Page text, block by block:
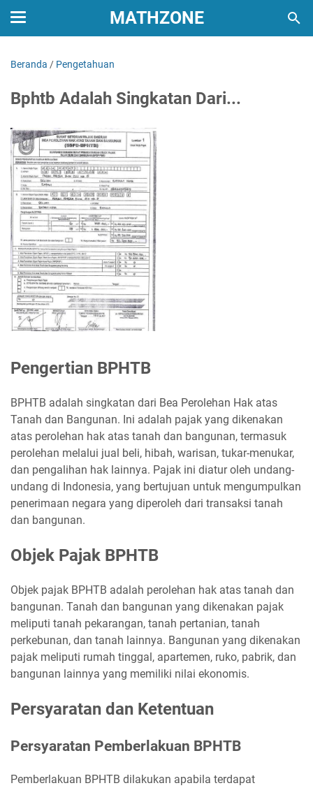
MATHZONE
Beranda / Pengetahuan
Bphtb Adalah Singkatan Dari...
Pengertian BPHTB
BPHTB adalah singkatan dari Bea Perolehan Hak atas
Tanah dan Bangunan. Ini adalah pajak yang dikenakan
atas perolehan hak atas tanah dan bangunan, termasuk
perolehan melalui jual beli, hibah, warisan, tukar-menukar,
dan pengalihan hak lainnya. Pajak ini diatur oleh undang-
undang di Indonesia, yang bertujuan untuk mengumpulkan
penerimaan negara yang diperoleh dari transaksi tanah
dan bangunan.
Objek Pajak BPHTB
Objek pajak BPHTB adalah perolehan hak atas tanah dan
bangunan. Tanah dan bangunan yang dikenakan pajak
meliputi tanah pekarangan, tanah pertanian, tanah
perkebunan, dan tanah lainnya. Bangunan yang dikenakan
pajak meliputi rumah tinggal, apartemen, ruko, pabrik, dan
bangunan lainnya yang memiliki nilai ekonomis.
Persyaratan dan Ketentuan
Persyaratan Pemberlakuan BPHTB
Pemberlakuan BPHTB dilakukan apabila terdapat